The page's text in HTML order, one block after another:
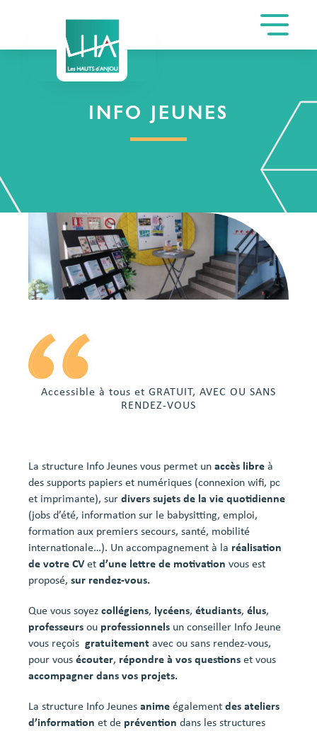
INFO JEUNES
Accessible à tous et GRATUIT, AVEC OU SANS
RENDEZ-VOUS
La structure Info Jeunes vous permet un accès libre à
des supports papiers et numériques (connexion wifi, pc
et imprimante), sur divers sujets de la vie quotidienne
(jobs d’été, information sur le babysitting, emploi,
formation aux premiers secours, santé, mobilité
internationale…). Un accompagnement à la réalisation
de votre CVet d’une lettre de motivation vous est
proposé, sur rendez-vous.
Que vous soyez collégiens, lycéens, étudiants, élus,
professeurs ou professionnels un conseiller Info Jeune
vous reçois gratuitement avec ou sans rendez-vous,
pour vous écouter, répondre à vos questions et vous
accompagner dans vos projets.
La structure Info Jeunes anime également des ateliers
d’information et de prévention dans les structures